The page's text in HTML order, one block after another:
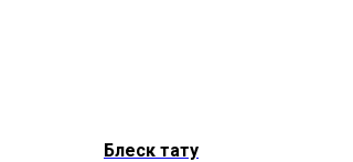
Блеск тату